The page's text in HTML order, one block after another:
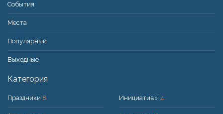
События
Места
Популярный
Bыходные
Категория
Праздники 8 Инициативы 4